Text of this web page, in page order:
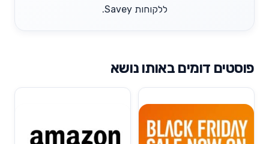
ללקוחות Savey.
פוסטים דומים באותו נושא